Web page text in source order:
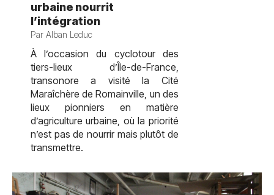
urbaine nourrit
l’intégration
Par Alban Leduc
À l’occasion du cyclotour des
tiers-lieux d’Île-de-France,
transonore a visité la Cité
Maraîchère de Romainville, un des
lieux pionniers en matière
d’agriculture urbaine, où la priorité
n’est pas de nourrir mais plutôt de
transmettre.